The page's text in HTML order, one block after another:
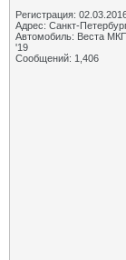
Регистрация:
Адрес: Санкт-
Автомобиль: Веста
'19
Сообщений: 1,406